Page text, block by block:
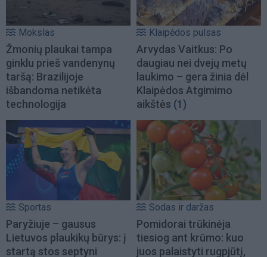
Mokslas
Žmonių plaukai tampa
ginklu prieš vandenynų
taršą: Brazilijoje
išbandoma netikėta
technologija
Klaipėdos pulsas
Arvydas Vaitkus: Po
daugiau nei dvejų metų
laukimo – gera žinia dėl
Klaipėdos Atgimimo
aikštės (1)
Sportas
Paryžiuje – gausus
Lietuvos plaukikų būrys: į
startą stos septyni
Sodas ir daržas
Pomidorai trūkinėja
tiesiog ant krūmo: kuo
juos palaistyti rugpjūtį,